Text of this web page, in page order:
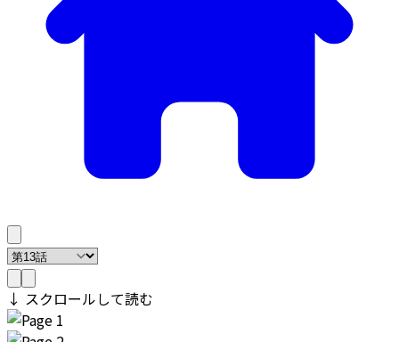
↓ スクロールして読む